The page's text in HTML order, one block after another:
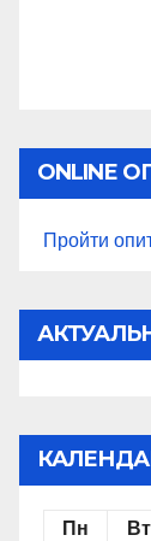
ONLINE
Пройти
Пн Вт